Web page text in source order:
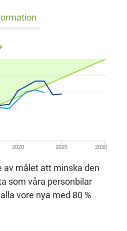
2020 2025 2030
av målet att minska den
som våra personbilar
vore nya med 80 %